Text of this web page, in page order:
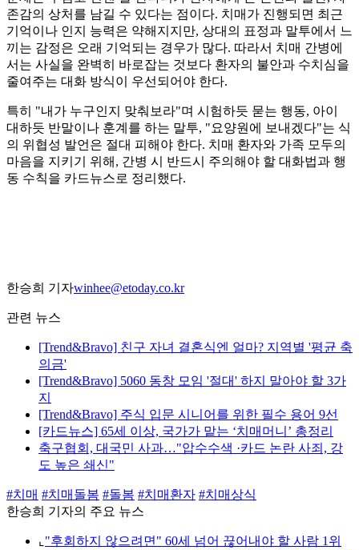
존감의 상처를 남길 수 있다는 점이다. 치매가 진행되면 최근
기억이나 인지 능력은 약해지지만, 상대의 표정과 말투에서 느
끼는 감정은 오래 기억되는 경우가 많다. 따라서 치매 간병에
서는 사실을 완벽히 바로잡는 것보다 환자의 불안과 수치심을
줄여주는 대화 방식이 우선되어야 한다.
특히 "내가 누구인지 맞춰보라"며 시험하듯 묻는 행동, 아이
대하듯 반말이나 훈계를 하는 말투, "요양원에 보내겠다"는 식
의 위협성 발언은 절대 피해야 한다. 치매 환자와 가족 모두의
마음을 지키기 위해, 간병 시 반드시 주의해야 할 대화법과 행
동 수칙을 카드뉴스로 정리했다.
한승희 기자winhee@etoday.co.kr
관련 뉴스
[Trend&Bravo] 친구 자녀 결혼식엔 얼마? 지역별 '평균 축
의금'
[Trend&Bravo] 5060 동창 모임 '절대' 하지 말아야 할 3가
지
[Trend&Bravo] 주식 입문 시니어를 위한 필수 용어 9선
[카드뉴스] 65세 이상, 국가가 맡는 ‘치매머니’ 총정리
축구협회, 대국민 사과…"압수수색 ·카드 논란 사죄, 강
도 높은 쇄신"
#치매 #치매돌봄 #돌봄 #치매환자 #치매상식
한승희 기자의 주요 뉴스
⌞ "후회하지 않으려면" 60세 넘어 끊어내야 할 사람 1위